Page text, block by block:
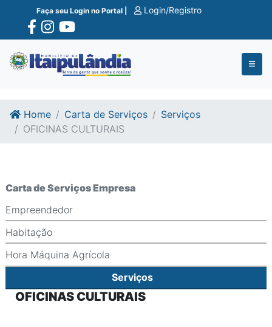
Ir para o conte�do
Ir para o fim do conte�do
Faça seu Login no Portal | Login/Registro
Home Carta de Serviços
Serviços
OFICINAS CULTURAIS
Carta de Serviços Empresa
Empreendedor
Habitação
Hora Máquina Agrícola
Serviços
OFICINAS CULTURAIS